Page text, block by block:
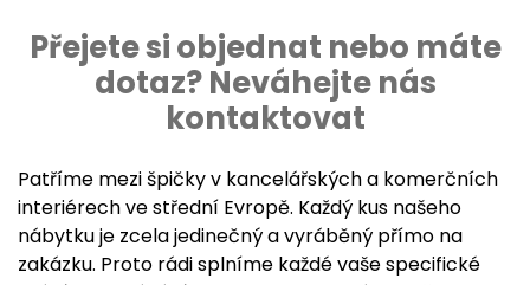
Přejete si objednat nebo máte
dotaz? Neváhejte nás
kontaktovat
Patříme mezi špičky v kancelářských a komerčních
interiérech ve střední Evropě. Každý kus našeho
nábytku je zcela jedinečný a vyráběný přímo na
zakázku. Proto rádi splníme každé vaše specifické